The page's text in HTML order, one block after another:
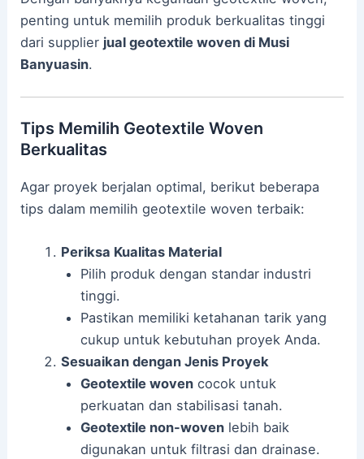
penting untuk memilih produk berkualitas tinggi
dari supplier jual geotextile woven di Musi
Banyuasin.
Tips Memilih Geotextile Woven
Berkualitas
Agar proyek berjalan optimal, berikut beberapa
tips dalam memilih geotextile woven terbaik:
Periksa Kualitas Material
Pilih produk dengan standar industri
tinggi.
Pastikan memiliki ketahanan tarik yang
cukup untuk kebutuhan proyek Anda.
Sesuaikan dengan Jenis Proyek
Geotextile woven cocok untuk
perkuatan dan stabilisasi tanah.
Geotextile non-woven lebih baik
digunakan untuk filtrasi dan drainase.